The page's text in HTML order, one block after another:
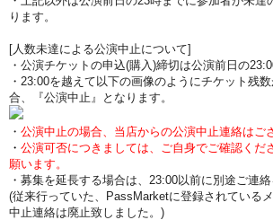
ります。
[人数未達による公演中止について]
・公演チケットの申込(購入)締切は公演前日の
・23:00を越えて以下の画像のようにチケット残
合、『公演中止』となります。
・ 公演中止の場合、当店からの公演中止連絡はご
・ 公演可否につきましては、ご自身でご確認くだ
願います。
・募集を延長する場合は、23:00以前に別途ご連絡
(従来行っていた、PassMarketに登録されている
中止連絡は廃止致しました。)